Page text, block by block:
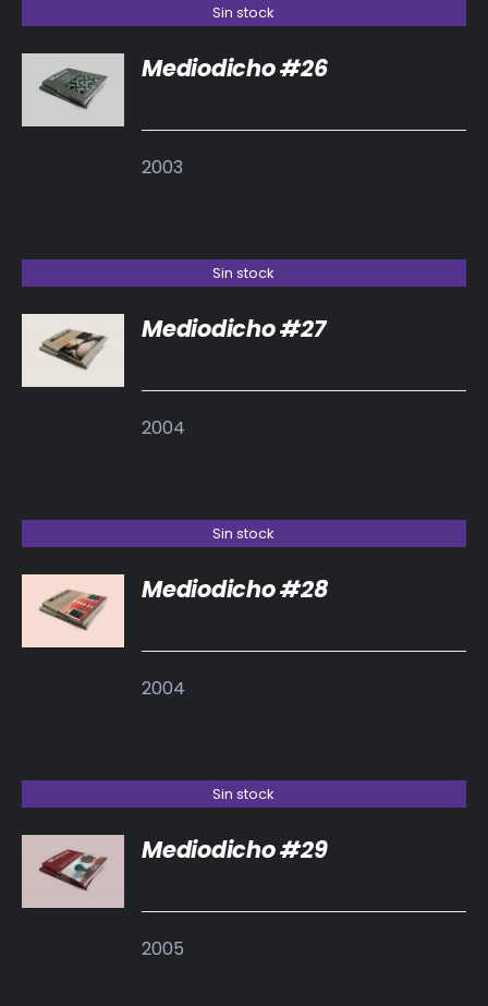
Sin stock
DETALLES
Mediodicho #26
2003
Sin stock
DETALLES
Mediodicho #27
2004
Sin stock
DETALLES
Mediodicho #28
2004
Sin stock
DETALLES
Mediodicho #29
2005